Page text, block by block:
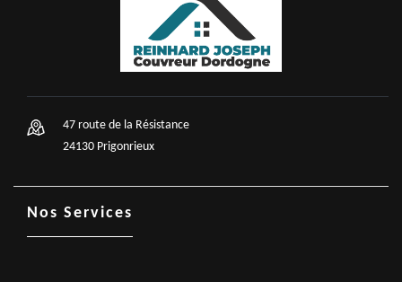
47 route de la Résistance
24130 Prigonrieux
Nos Services